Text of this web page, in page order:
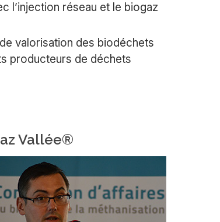
l’injection réseau et le biogaz
valorisation des biodéchets
producteurs de déchets
Vallée®